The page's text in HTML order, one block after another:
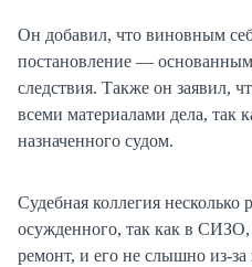
Он добавил, что виновным
постановление —
следствия. Также он заявил,
всеми материалами дела, так
назначенного судом.
Судебная коллегия
осужденного, так как в СИЗО,
ремонт, и его не слышно из-